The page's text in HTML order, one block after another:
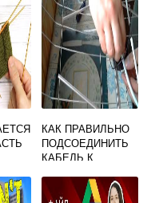
КАК ПРАВИЛЬНО
ПОДСОЕДИНИТЬ
КАБЕЛЬ К